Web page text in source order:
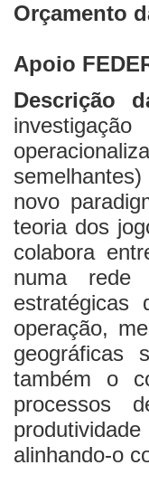
Orçamento
Apoio
Descrição
novo
teoria dos
colabora
numa rede
operação,
geográficas
também o
processos
alinhando-o